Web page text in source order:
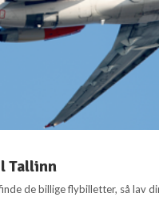
Tallinn
de billige flybilletter, så lav